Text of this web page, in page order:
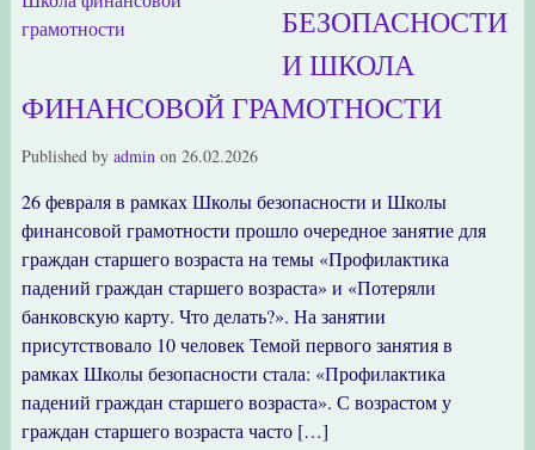
БЕЗОПАСНОСТИ
И ШКОЛА
ФИНАНСОВОЙ ГРАМОТНОСТИ
Published by adminon 26.02.2026
26 февраля в рамках Школы безопасности и Школы
финансовой грамотности прошло очередное занятие для
граждан старшего возраста на темы «Профилактика
падений граждан старшего возраста» и «Потеряли
банковскую карту. Что делать?». На занятии
присутствовало 10 человек Темой первого занятия в
рамках Школы безопасности стала: «Профилактика
падений граждан старшего возраста». С возрастом у
граждан старшего возраста часто […]